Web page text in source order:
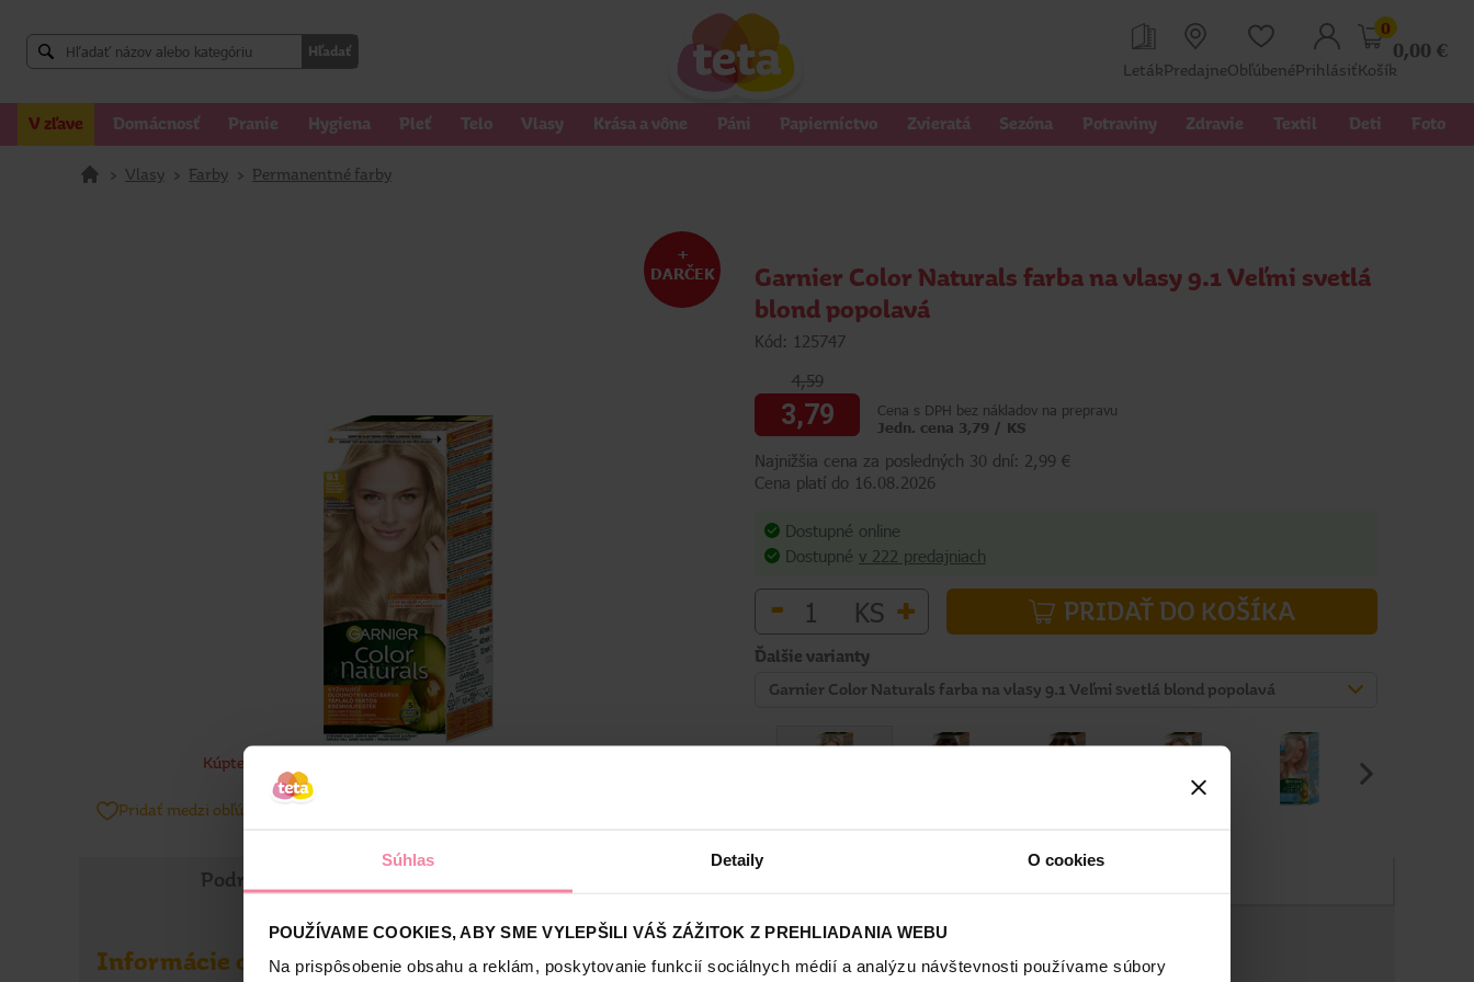
Súhlas Detaily O cookies
POUŽÍVAME COOKIES, ABY SME VYLEPŠILI VÁŠ ZÁŽITOK Z PREHLIADANIA WEBU
Na prispôsobenie obsahu a reklám, poskytovanie funkcií sociálnych médií a analýzu návštevnosti používame súbory
Hľadať
LetákPredajneObľúbenéPrihlásiť
0
0,00 €
Košík
V zľave Domácnosť Pranie Hygiena Pleť Telo Vlasy Krása a vône Páni Papierníctvo Zvieratá Sezóna Potraviny Zdravie Textil Deti Foto
> Vlasy > Farby > Permanentné farby
+
DARČEK
Kúpte 2 výrobky a získate darček Garnier kľúčenka zajačik
Pridať medzi obľúbené produkty
Garnier Color Naturals farba na vlasy 9.1 Veľmi svetlá
blond popolavá
Kód: 125747
4,59
3,79
Cena s DPH bez nákladov na prepravu
Jedn. cena 3,79 / KS
Najnižšia cena za posledných 30 dní: 2,99 €
Cena platí do 16.08.2026
Dostupné online
Dostupné v 222 predajniach
- KS + PRIDAŤ DO KOŠÍKA
Ďalšie varianty
Garnier Color Naturals farba na vlasy 9.1 Veľmi svetlá blond popolavá
Podrobné informácie
Informácie o výrobku